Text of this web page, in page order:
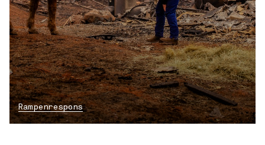
Rampenrespons